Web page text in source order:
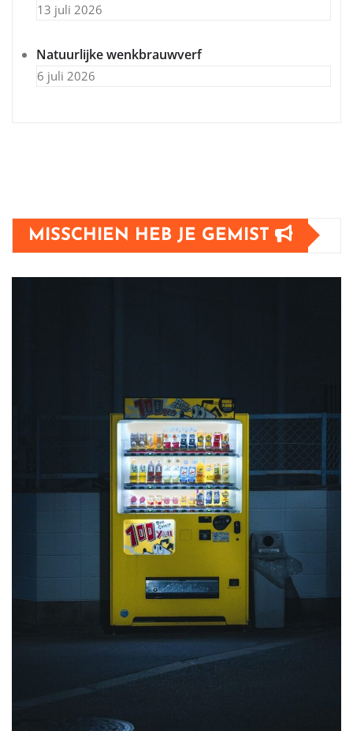
13 juli 2026
Natuurlijke wenkbrauwverf
6 juli 2026
MISSCHIEN HEB JE GEMIST